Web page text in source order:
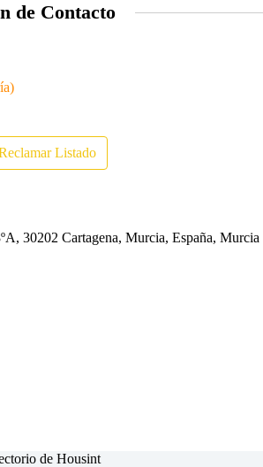
de Contacto
Listado
30202 Cartagena, Murcia, España, Murcia
de Housint